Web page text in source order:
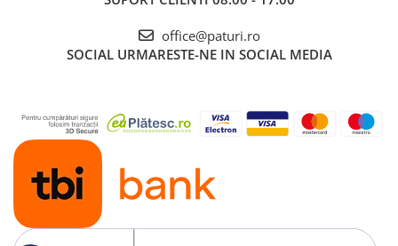
office@paturi.ro
SOCIAL URMARESTE-NE IN SOCIAL MEDIA